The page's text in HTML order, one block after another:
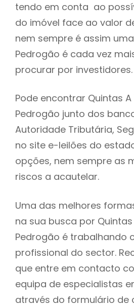
tendo em conta ao
do imóvel face ao valor
nem sempre é assim
Pedrogão é cada vez
procurar por investidores.
Pode encontrar Quintas
Pedrogão junto dos
Autoridade Tributária,
no site e-leilões do
opções, nem sempre as
riscos a acautelar.
Uma das melhores
na sua busca por
Pedrogão é trabalhando
profissional do sector.
que entre em contacto
equipa de especialistas
através do formulário de